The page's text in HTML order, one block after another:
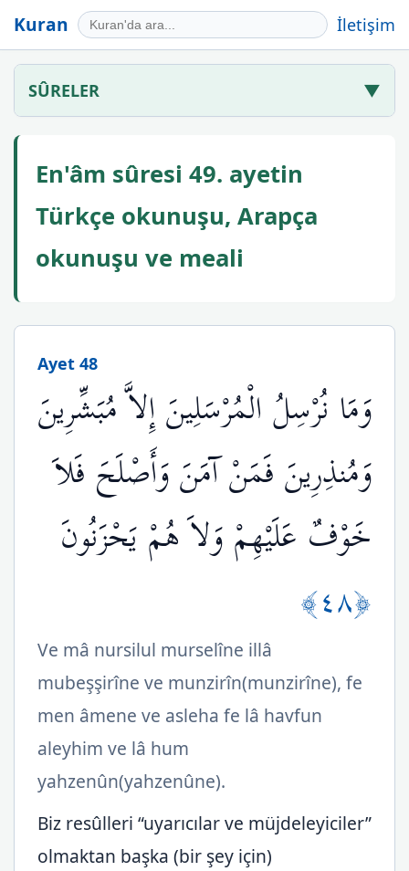
Kuran İletişim
SÛRELER ▼
En'âm sûresi 49. ayetin
Türkçe okunuşu, Arapça
okunuşu ve meali
Ayet 48
وَمَا نُرْسِلُ الْمُرْسَلِينَ إِلاَّ مُبَشِّرِينَ
وَمُنذِرِينَ فَمَنْ آمَنَ وَأَصْلَحَ فَلاَ
خَوْفٌ عَلَيْهِمْ وَلاَ هُمْ يَحْزَنُونَ
﴿٤٨﴾
Ve mâ nursilul murselîne illâ
mubeşşirîne ve munzirîn(munzirîne), fe
men âmene ve asleha fe lâ havfun
aleyhim ve lâ hum
yahzenûn(yahzenûne).
Biz resûlleri “uyarıcılar ve müjdeleyiciler”
olmaktan başka (bir şey için)